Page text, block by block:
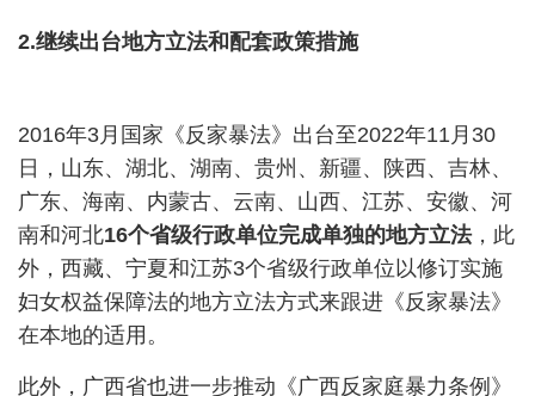
2.继续出台地方立法和配套政策措施
2016年3月国家《反家暴法》出台至2022年11月 30
日，山东、湖北、湖南、贵州、新疆、陕西、吉林、
广东、海南、内蒙古、云南、山西、江苏、安徽、河
南和河北16个省级行政单位完成单独的地方立法，此
外，西藏、宁夏和江苏3个省级行政单位以修订实施
妇女权益保障法的地方立法方式来跟进《反家暴法》
在本地的适用。
此外，广西省也进一步推动《广西反家庭暴力条例》